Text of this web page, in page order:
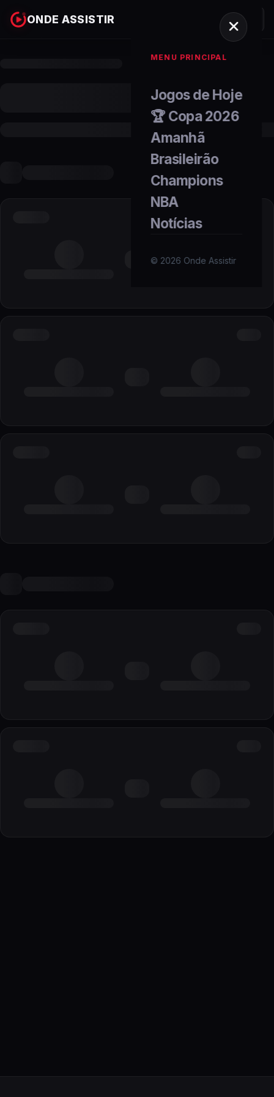
ONDE ASSISTIR
MENU PRINCIPAL
Jogos de Hoje
🏆 Copa 2026
Amanhã
Brasileirão
Champions
NBA
Notícias
© 2026 Onde Assistir